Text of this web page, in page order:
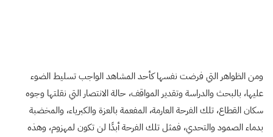
ومن الظواهر التي فرضت نفسها كأحد المشاهد الواجب تسليط الضوء
عليها، بالبحث والدراسة وتقدير المواقف، حالة الانتصار التي نقلتها وجوه
سكان القطاع، تلك الفرحة العارمة، المفعمة بالعزة والكبرياء، والمخضبة
بدماء الصمود والتحدي، فمثل تلك الفرحة أبدًا لن تكون لمهزوم، وهذه